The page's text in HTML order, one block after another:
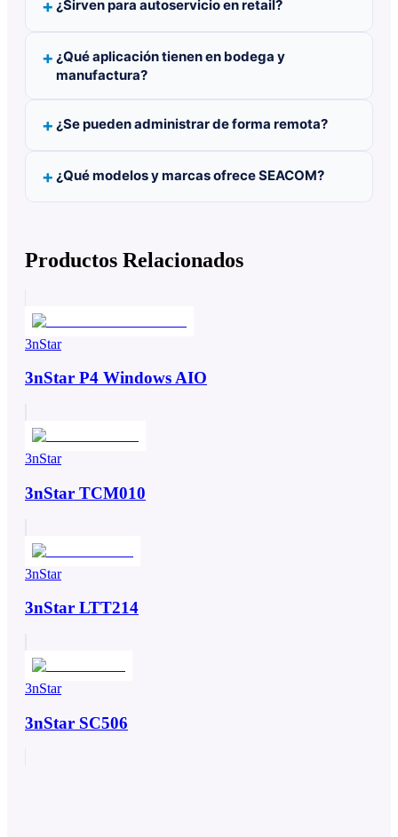
¿Sirven para autoservicio en retail?
¿Qué aplicación tienen en bodega y
manufactura?
¿Se pueden administrar de forma remota?
¿Qué modelos y marcas ofrece SEACOM?
Productos Relacionados
3nStar
3nStar P4 Windows AIO
3nStar
3nStar TCM010
3nStar
3nStar LTT214
3nStar
3nStar SC506